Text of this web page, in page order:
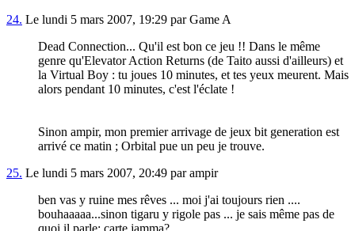
24. Le lundi 5 mars 2007, 19:29 par Game A
Dead Connection... Qu'il est bon ce jeu !! Dans le même
genre qu'Elevator Action Returns (de Taito aussi d'ailleurs) et
la Virtual Boy : tu joues 10 minutes, et tes yeux meurent. Mais
alors pendant 10 minutes, c'est l'éclate !
Sinon ampir, mon premier arrivage de jeux bit generation est
arrivé ce matin ; Orbital pue un peu je trouve.
25. Le lundi 5 mars 2007, 20:49 par ampir
ben vas y ruine mes rêves ... moi j'ai toujours rien ....
bouhaaaaa...sinon tigaru y rigole pas ... je sais même pas de
quoi il parle: carte jamma?